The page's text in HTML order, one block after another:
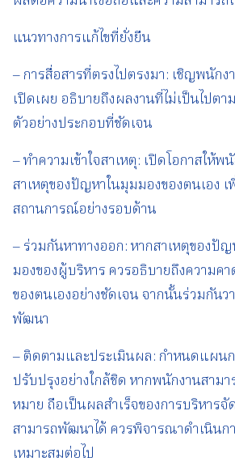
แนวทางการแก้ไขที่ยั่งยืน
– การสื่อสารที่ตรงไปตรงมา: เชิญพนักง
เปิดเผย อธิบายถึงผลงานที่ไม่เป็นไปต
ตัวอย่างประกอบที่ชัดเจน
– ทำความเข้าใจสาเหตุ: เปิดโอกาสให้พ
สาเหตุของปัญหาในมุมมองของตนเอง เ
สถานการณ์อย่างรอบด้าน
– ร่วมกันหาทางออก: หากสาเหตุของปั
มองของผู้บริหาร ควรอธิบายถึงความค
ของตนเองอย่างชัดเจน จากนั้นร่วมกัน
พัฒนา
– ติดตามและประเมินผล: กำหนดแผน
ปรับปรุงอย่างใกล้ชิด หากพนักงานสาม
หมาย ถือเป็นผลสำเร็จของการบริหารจั
สามารถพัฒนาได้ ควรพิจารณาดำเนิน
เหมาะสมต่อไป